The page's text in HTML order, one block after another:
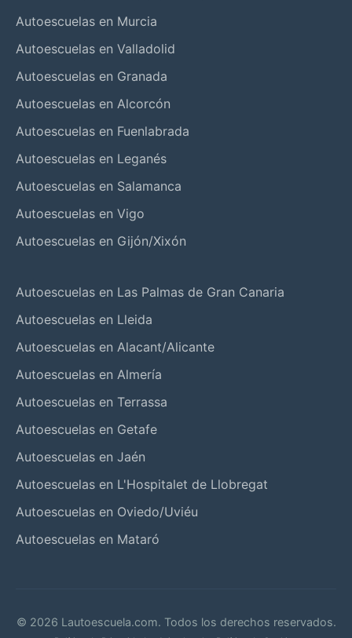
Autoescuelas en Murcia
Autoescuelas en Valladolid
Autoescuelas en Granada
Autoescuelas en Alcorcón
Autoescuelas en Fuenlabrada
Autoescuelas en Leganés
Autoescuelas en Salamanca
Autoescuelas en Vigo
Autoescuelas en Gijón/Xixón
Autoescuelas en Las Palmas de Gran Canaria
Autoescuelas en Lleida
Autoescuelas en Alacant/Alicante
Autoescuelas en Almería
Autoescuelas en Terrassa
Autoescuelas en Getafe
Autoescuelas en Jaén
Autoescuelas en L'Hospitalet de Llobregat
Autoescuelas en Oviedo/Uviéu
Autoescuelas en Mataró
© 2026 Lautoescuela.com. Todos los derechos reservados.